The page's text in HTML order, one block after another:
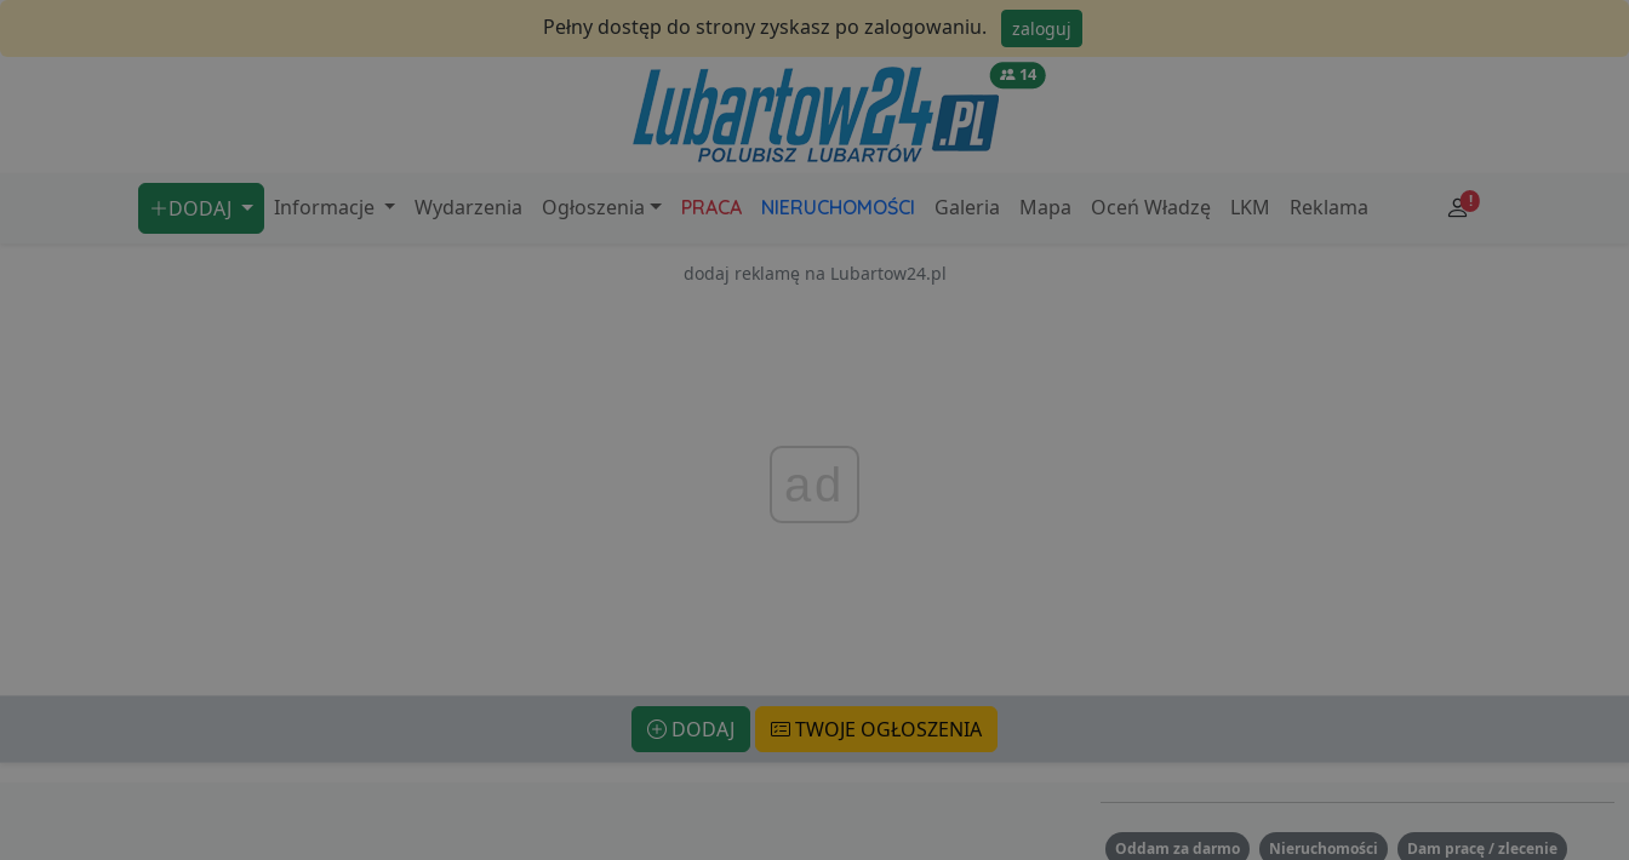
Pełny dostęp do strony zyskasz po zalogowaniu. zaloguj
14
DODAJ Informacje Wydarzenia Ogłoszenia PRACA NIERUCHOMOŚCI Galeria Mapa Oceń Władzę LKM Reklama !
dodaj reklamę na Lubartow24.pl
DODAJ TWOJE OGŁOSZENIA
Oddam za darmo Nieruchomości Dam pracę / zlecenie